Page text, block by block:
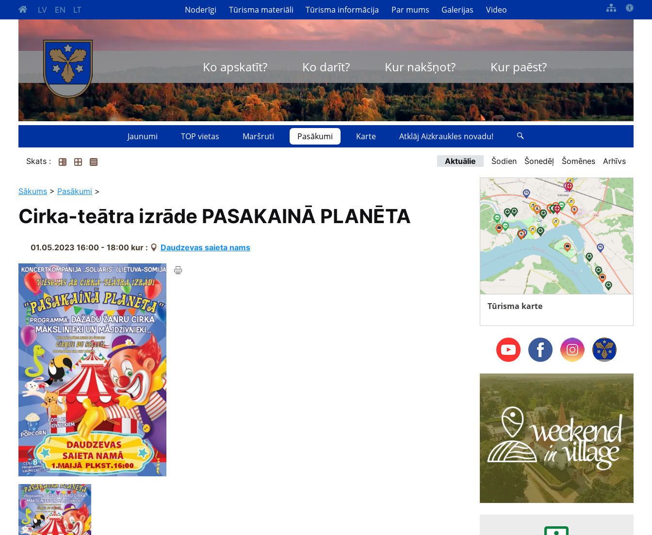
LV EN LT Noderīgi Tūrisma materiāli Tūrisma informācija Par mums Galerijas Video
Ko apskatīt? Ko darīt? Kur nakšņot? Kur paēst?
Jaunumi TOP vietas Maršruti Pasākumi Karte Atklāj Aizkraukles novadu!
Skats : Aktuālie Šodien Šonedēļ Šomēnes Arhīvs
Sākums > Pasākumi >
Cirka-teātra izrāde PASAKAINĀ PLANĒTA
01.05.2023 16:00 - 18:00 kur : Daudzevas saieta nams
Tūrisma karte